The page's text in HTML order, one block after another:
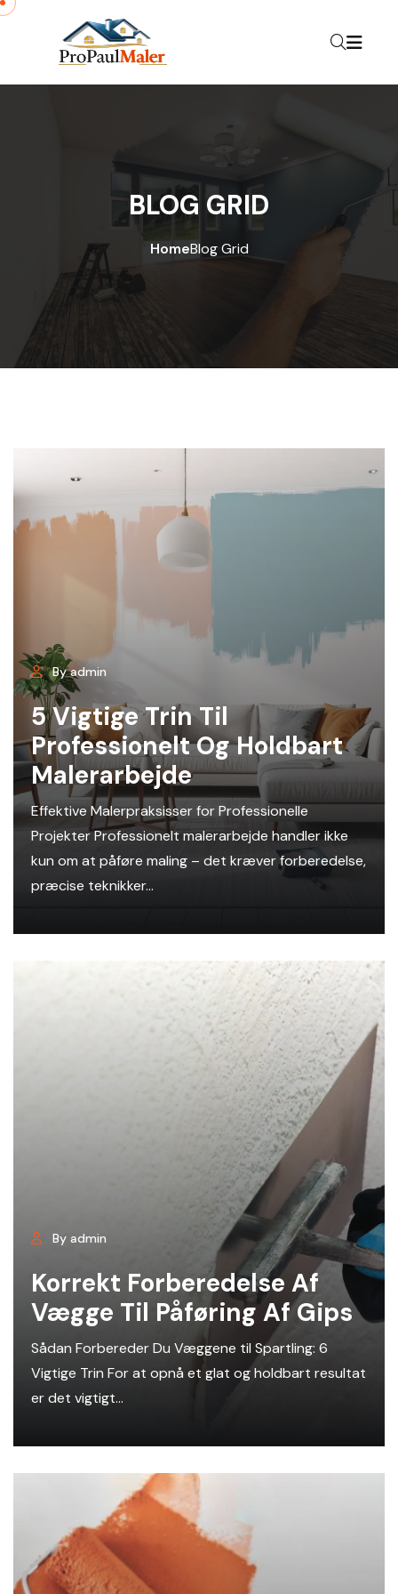
BLOG GRID
HomeBlog Grid
By admin
5 Vigtige Trin Til
Professionelt Og Holdbart
Malerarbejde
Effektive Malerpraksisser for Professionelle
Projekter Professionelt malerarbejde handler ikke
kun om at påføre maling – det kræver forberedelse,
præcise teknikker...
By admin
Korrekt Forberedelse Af
Vægge Til Påføring Af Gips
Sådan Forbereder Du Væggene til Spartling: 6
Vigtige Trin For at opnå et glat og holdbart resultat
er det vigtigt...